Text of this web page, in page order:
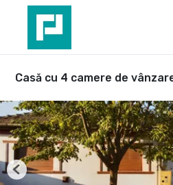
Casă cu 4 camere de
Previous